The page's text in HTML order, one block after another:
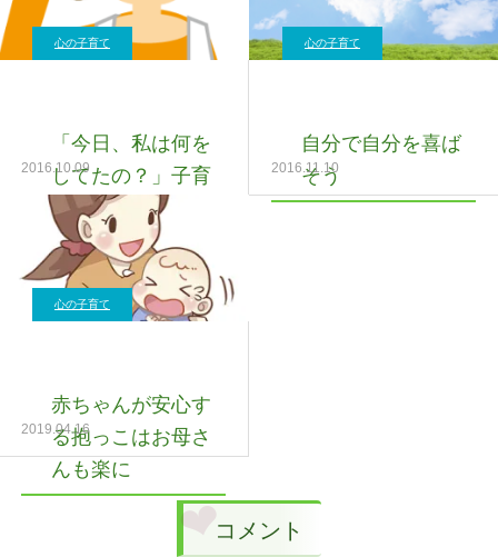
心の子育て
「今日、私は何を
してたの？」子育
てに疲れた心に届
いてほしい、世界
で愛される一つの
詩
2016.10.09
心の子育て
自分で自分を喜ば
そう
2016.11.10
心の子育て
赤ちゃんが安心す
る抱っこはお母さ
んも楽に
2019.04.16
コメント